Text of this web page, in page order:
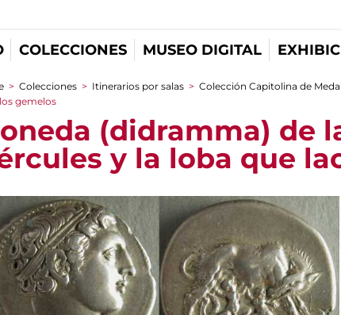
COLECCIONES MUSEO DIGITAL
are here
> Colecciones > Itinerarios por salas > Colección Capitolina de
gemelos
(didramma) de
y la loba que